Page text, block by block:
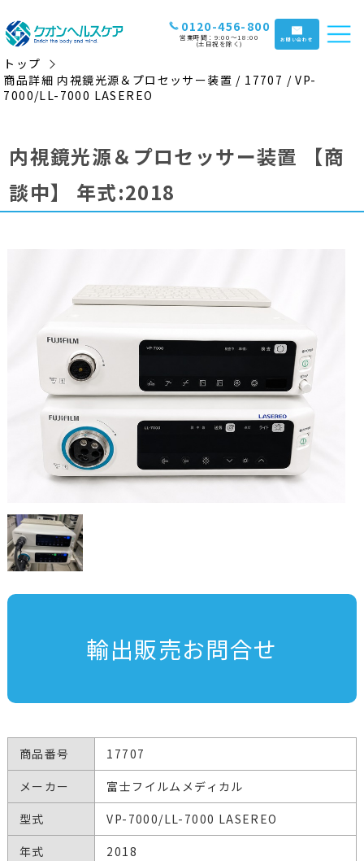
0120-456-800
営業時間：9:00〜18:00
(土日祝を除く) お問い合わせ
トップ
商品詳細 内視鏡光源＆プロセッサー装置 / 17707 / VP-
7000/LL-7000 LASEREO
内視鏡光源＆プロセッサー装置
【商
談中】
年式:2018
輸出販売お問合せ
商品番号
17707
メーカー
富士フイルムメディカル
型式
VP-7000/LL-7000 LASEREO
年式
2018